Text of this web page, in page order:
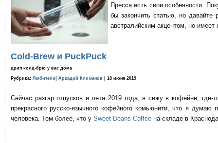
Пресса есть свои особенности.
бы закончить статью, но давайте
австралийским акцентом, но имеет
Cold-Brew и PuckPuck
дрип колд-брю у вас дома
Рубрика: Любители Аркадий Климанов | 18 июня 2019
Сейчас разгар отпусков и лета 2019 года, я сижу в кофейне,
прекрасного русско-язычного кофейного комьюнити, что я
человека. Тем более, что у Sweet Beans Coffee на складе в